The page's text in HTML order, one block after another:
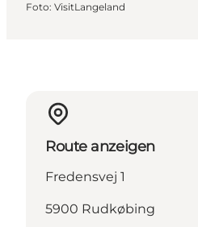
Foto: VisitLangeland
Route anzeigen
Fredensvej 1
5900 Rudkøbing